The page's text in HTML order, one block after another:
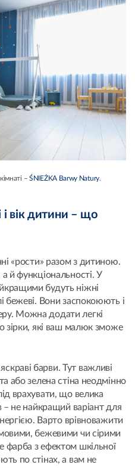
– ŚNIEŻKA Barwy Natury.
і вік дитини – що
«рости» разом з дитиною.
й функціональності. У
будуть ніжні
бежеві. Вони заспокоюють і
Можна додати легкі
зірки, які ваш малюк зможе
барви. Тут важливі
або зелена стіна неодмінно
врахувати, що велика
– не найкращий варіант для
Варто врівноважити
бежевими чи сірими
з ефектом шкільної
по стінах, а вам не